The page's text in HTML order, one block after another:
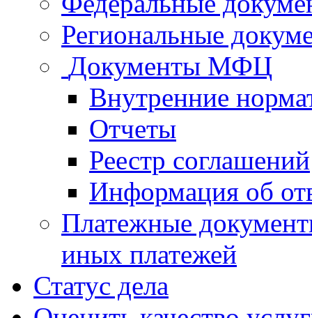
Региональные
Документы МФЦ
Внутренние
Отчеты
Реестр соглашений
Информация об
Платежные
иных платежей
Статус дела